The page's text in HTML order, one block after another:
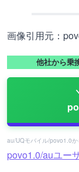
画像引用元：
他社から乗
au/UQモバイル/povo1.0か
povo1.0/auユー